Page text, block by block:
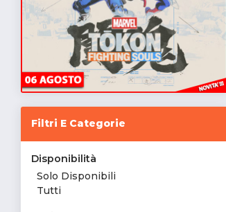
Filtri E Categorie
Disponibilità
Solo Disponibili
Tutti